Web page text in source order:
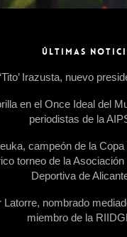
ÚLTIMAS
Irazusta, nuevo
en el Once Ideal del
periodistas de la
campeón de la
torneo de la
Deportiva de
Latorre, nombrado
miembro de la